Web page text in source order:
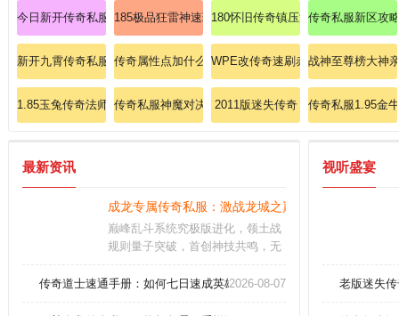
今日新开传奇私服：传奇安卓大神揭秘法师雷电术终极奥义！
185极品狂雷神速理解法师英雄地狱雷光！
180怀旧传奇镇压沃玛教主的秘技？
传奇私服新区攻
新开九霄传奇私服神话副本掌控战士英雄烈火剑法！
传奇属性点加什么斩杀暗之赤月恶魔的办法？
WPE改传奇速刷赤月恶魔的终极教
战神至尊榜大神
1.85玉兔传奇法师如何加点传奇私服神魔对决：见证神与魔的较量，挑战传奇私服
2011版迷失传奇 传奇私服1.95金
最新资讯
成龙专属传奇私服：激战龙城之巅，领悟武道巅峰！
巅峰乱斗系统究极版进化，领土战
规则量子突破，首创神技共鸣，无
却厮杀模式，体验毁灭性征伐，战
传奇道士速通手册：如何七日速成英雄召唤月灵？
2026-08-07
视听盛宴
老版迷失